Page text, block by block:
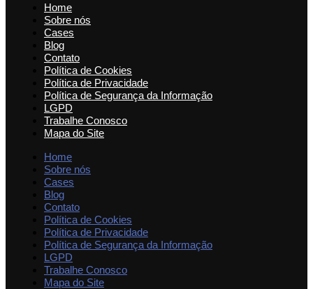
Home
Sobre nós
Cases
Blog
Contato
Política de Cookies
Política de Privacidade
Política de Segurança da Informação
LGPD
Trabalhe Conosco
Mapa do Site
Home
Sobre nós
Cases
Blog
Contato
Política de Cookies
Política de Privacidade
Política de Segurança da Informação
LGPD
Trabalhe Conosco
Mapa do Site